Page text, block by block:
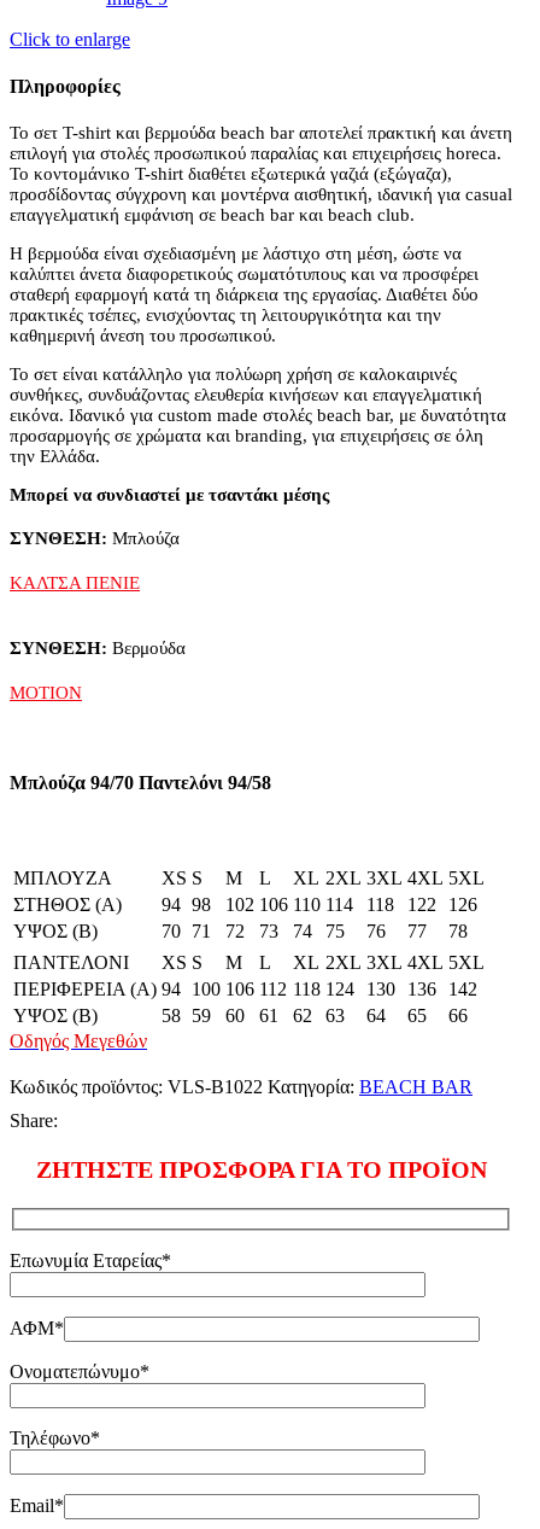
Click to enlarge
Πληροφορίες
Το σετ T-shirt και βερμούδα beach bar αποτελεί πρακτική και άνετη
επιλογή για στολές προσωπικού παραλίας και επιχειρήσεις horeca.
Το κοντομάνικο T-shirt διαθέτει εξωτερικά γαζιά (εξώγαζα),
προσδίδοντας σύγχρονη και μοντέρνα αισθητική, ιδανική για casual
επαγγελματική εμφάνιση σε beach bar και beach club.
Η βερμούδα είναι σχεδιασμένη με λάστιχο στη μέση, ώστε να
καλύπτει άνετα διαφορετικούς σωματότυπους και να προσφέρει
σταθερή εφαρμογή κατά τη διάρκεια της εργασίας. Διαθέτει δύο
πρακτικές τσέπες, ενισχύοντας τη λειτουργικότητα και την
καθημερινή άνεση του προσωπικού.
Το σετ είναι κατάλληλο για πολύωρη χρήση σε καλοκαιρινές
συνθήκες, συνδυάζοντας ελευθερία κινήσεων και επαγγελματική
εικόνα. Ιδανικό για custom made στολές beach bar, με δυνατότητα
προσαρμογής σε χρώματα και branding, για επιχειρήσεις σε όλη
την Ελλάδα.
Μπορεί να συνδιαστεί με τσαντάκι μέσης
ΣΥΝΘΕΣΗ: Μπλούζα
ΚΑΛΤΣΑ ΠΕΝΙΕ
ΣΥΝΘΕΣΗ: Βερμούδα
MOTION
Μπλούζα 94/70 Παντελόνι 94/58
ΜΠΛΟΥΖΑ XS S M L XL 2XL 3XL 4XL 5XL
ΣΤΗΘΟΣ (Α)
94 98 102 106 110 114 118 122
126
ΥΨΟΣ (Β)
70 71 72 73 74 75 76 77
78
ΠΑΝΤΕΛΟΝΙ
XS S M L XL 2XL 3XL 4XL 5XL
ΠΕΡΙΦΕΡΕΙΑ (Α) 94 100 106 112 118 124 130 136
142
ΥΨΟΣ (Β)
58 59 60 61 62 63 64 65
66
Οδηγός Μεγεθών
Κωδικός προϊόντος: VLS-B1022 Κατηγορία: BEACH BAR
Share:
ΖΗΤΗΣΤΕ ΠΡΟΣΦΟΡΑ ΓΙΑ ΤΟ ΠΡΟΪΟΝ
Επωνυμία Εταρείας*
ΑΦΜ*
Ονοματεπώνυμο*
Τηλέφωνο*
Email*